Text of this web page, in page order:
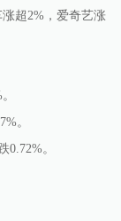
超2%，爱奇艺涨
。
。